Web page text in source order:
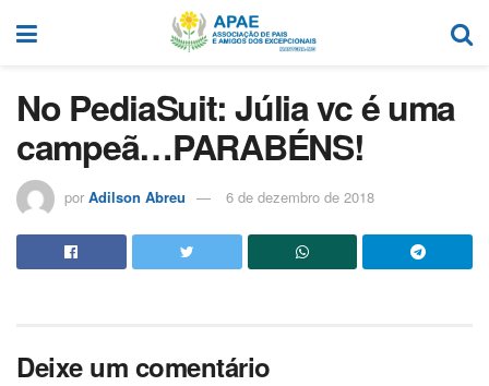
No PediaSuit: Júlia vc é uma
campeã…PARABÉNS!
por Adilson Abreu 6 de dezembro de 2018
Deixe um comentário